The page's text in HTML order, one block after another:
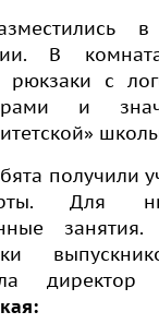
в
В
рюкзаки с
и
получили
Для